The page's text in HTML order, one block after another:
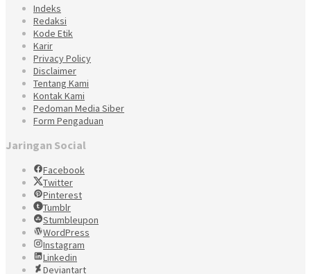
Indeks
Redaksi
Kode Etik
Karir
Privacy Policy
Disclaimer
Tentang Kami
Kontak Kami
Pedoman Media Siber
Form Pengaduan
Jaringan Social
Facebook
Twitter
Pinterest
Tumblr
Stumbleupon
WordPress
Instagram
Linkedin
Deviantart